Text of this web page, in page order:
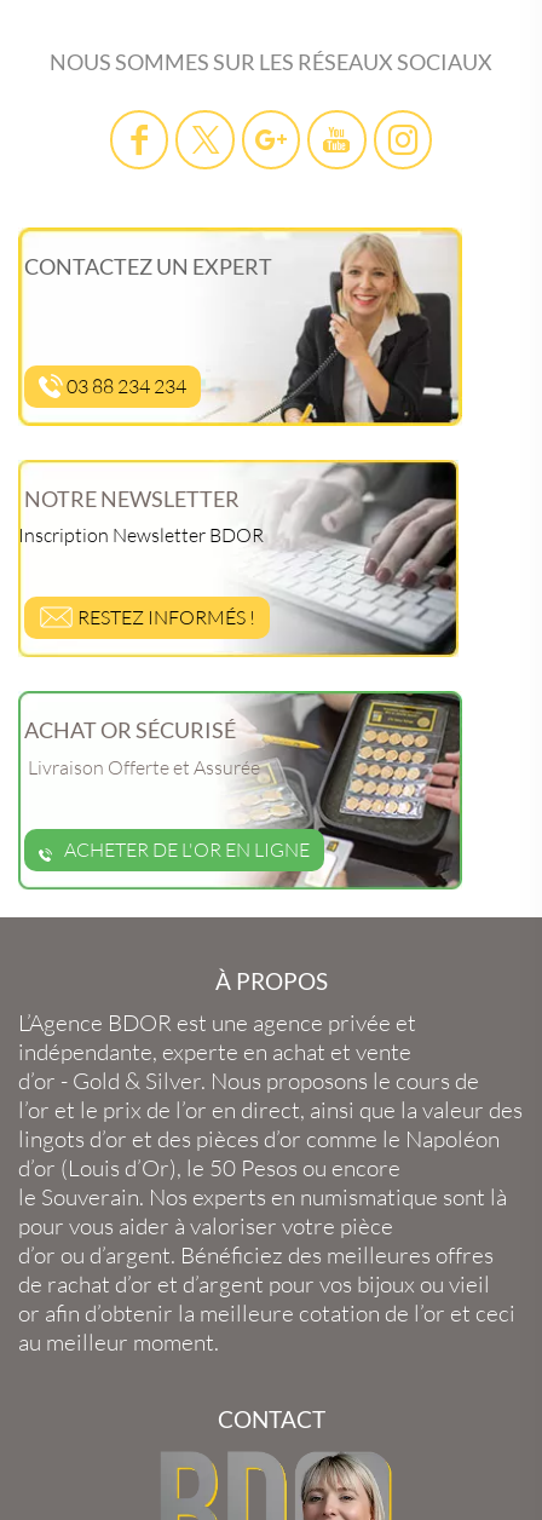
NOUS SOMMES SUR LES RÉSEAUX SOCIAUX
CONTACTEZ UN EXPERT
03 88 234 234
NOTRE NEWSLETTER
Inscription Newsletter BDOR
RESTEZ INFORMÉS !
ACHAT OR SÉCURISÉ
Livraison Offerte et Assurée
ACHETER DE L'OR EN LIGNE
À PROPOS
L’Agence BDOR est une agence privée et
indépendante, experte en achat et vente
d’or - Gold & Silver. Nous proposons le cours de
l’or et le prix de l’or en direct, ainsi que la valeur des
lingots d’or et des pièces d’or comme le Napoléon
d’or (Louis d’Or), le 50 Pesos ou encore
le Souverain. Nos experts en numismatique sont là
pour vous aider à valoriser votre pièce
d’or ou d’argent. Bénéficiez des meilleures offres
de rachat d’or et d’argent pour vos bijoux ou vieil
or afin d’obtenir la meilleure cotation de l’or et ceci
au meilleur moment.
CONTACT